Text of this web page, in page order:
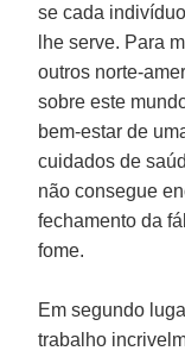
se cada
lhe serve. Para
outros norte-
sobre este
bem-estar de
cuidados de
não consegue
fechamento da
fome.
Em segundo
trabalho